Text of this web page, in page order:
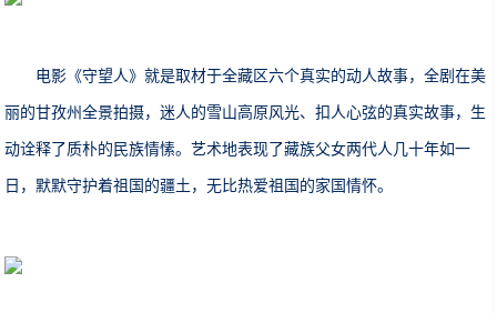
电影《守望人》就是取材于全藏区六个真实的动人故事，全剧在美
丽的甘孜州全景拍摄，迷人的雪山高原风光、扣人心弦的真实故事，生
动诠释了质朴的民族情愫。艺术地表现了藏族父女两代人几十年如一
日，默默守护着祖国的疆土，无比热爱祖国的家国情怀。